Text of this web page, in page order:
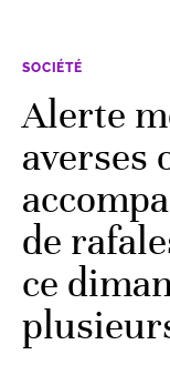
SOCIÉTÉ
Alerte
averses
de
ce